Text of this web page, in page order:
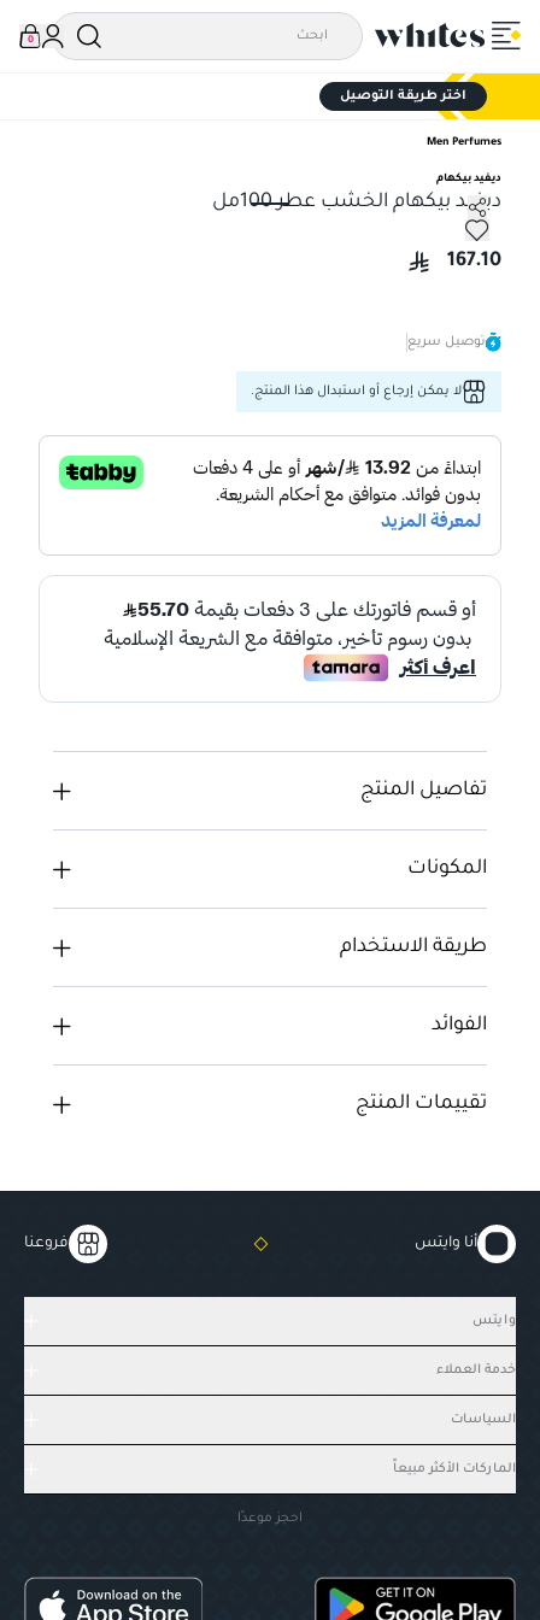
0
اختر طريقة التوصيل
Men Perfumes
ديفيد بيكهام
ديفيد بيكهام الخشب عطر 100مل
ديفيد بيكهام الخشب عطر 100مل
167.10
توصيل سريع
لا يمكن إرجاع أو استبدال هذا المنتج.
تفاصيل المنتج
المكونات
طريقة الاستخدام
الفوائد
تقييمات المنتج
أنا وايتس فروعنا
وايتس
خدمة العملاء
السياسات
الماركات الأكثر مبيعاً
احجز موعدًا